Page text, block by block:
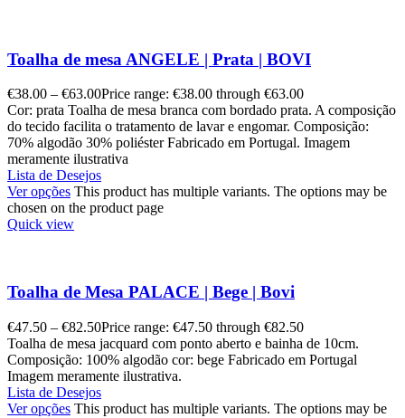
Toalha de mesa ANGELE | Prata | BOVI
€38.00 – €63.00Price range: €38.00 through €63.00
Cor: prata Toalha de mesa branca com bordado prata. A composição
do tecido facilita o tratamento de lavar e engomar. Composição:
70% algodão 30% poliéster Fabricado em Portugal. Imagem
meramente ilustrativa
Lista de Desejos
Ver opções This product has multiple variants. The options may be
chosen on the product page
Quick view
Toalha de Mesa PALACE | Bege | Bovi
€47.50 – €82.50Price range: €47.50 through €82.50
Toalha de mesa jacquard com ponto aberto e bainha de 10cm.
Composição: 100% algodão cor: bege Fabricado em Portugal
Imagem meramente ilustrativa.
Lista de Desejos
Ver opções This product has multiple variants. The options may be